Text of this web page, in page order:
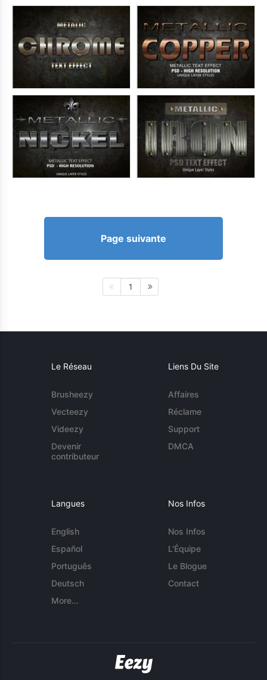
Page suivante
1
Le Réseau
Brusheezy
Vecteezy
Videezy
Devenir
contributeur
Liens Du Site
Affaires
Réclame
Support
DMCA
Langues
English
Español
Português
Deutsch
More...
Nos Infos
Nos Infos
L'Équipe
Le Blogue
Contact